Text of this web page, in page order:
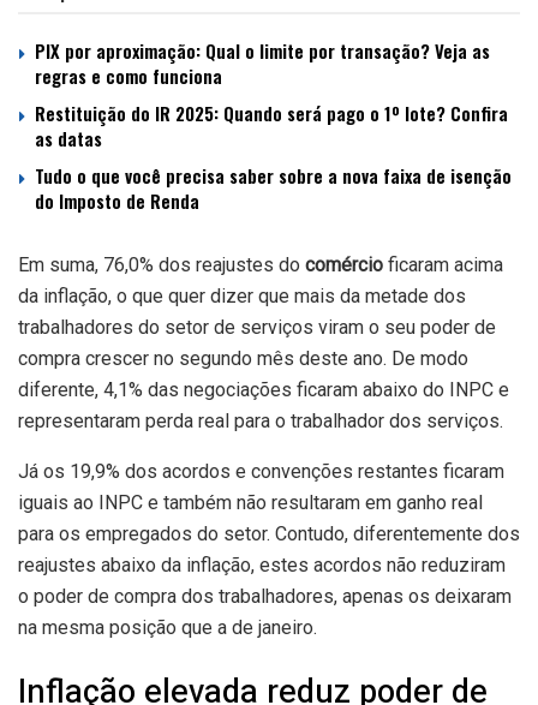
PIX por aproximação: Qual o limite por transação? Veja as
regras e como funciona
Restituição do IR 2025: Quando será pago o 1º lote? Confira
as datas
Tudo o que você precisa saber sobre a nova faixa de isenção
do Imposto de Renda
Em suma, 76,0% dos reajustes do comércio ficaram acima
da inflação, o que quer dizer que mais da metade dos
trabalhadores do setor de serviços viram o seu poder de
compra crescer no segundo mês deste ano. De modo
diferente, 4,1% das negociações ficaram abaixo do INPC e
representaram perda real para o trabalhador dos serviços.
Já os 19,9% dos acordos e convenções restantes ficaram
iguais ao INPC e também não resultaram em ganho real
para os empregados do setor. Contudo, diferentemente dos
reajustes abaixo da inflação, estes acordos não reduziram
o poder de compra dos trabalhadores, apenas os deixaram
na mesma posição que a de janeiro.
Inflação elevada reduz poder de